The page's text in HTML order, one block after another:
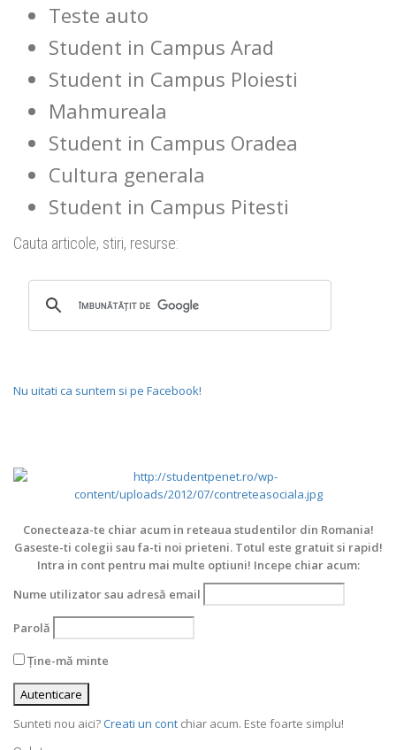
Teste auto
Student in Campus Arad
Student in Campus Ploiesti
Mahmureala
Student in Campus Oradea
Cultura generala
Student in Campus Pitesti
Cauta articole, stiri, resurse:
Nu uitati ca suntem si pe Facebook!
Conecteaza-te chiar acum in reteaua studentilor din Romania!
Gaseste-ti colegii sau fa-ti noi prieteni. Totul este gratuit si rapid!
Intra in cont pentru mai multe optiuni! Incepe chiar acum:
Nume utilizator sau adresă email
Parolă
Ține-mă minte
Sunteti nou aici?Creati un cont chiar acum. Este foarte simplu!